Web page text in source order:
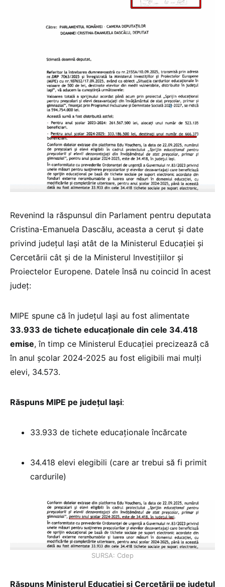
Revenind la răspunsul din Parlament pentru deputata
Cristina-Emanuela Dascălu, aceasta a cerut și date
privind județul Iași atât de la Ministerul Educației și
Cercetării cât și de la Ministerul Investițiilor și
Proiectelor Europene. Datele însă nu coincid în acest
județ:
MIPE spune că în județul Iași au fost alimentate
33.933 de tichete educaționale din cele 34.418
emise, în timp ce Ministerul Educației precizează că
în anul școlar 2024-2025 au fost eligibili mai mulți
elevi, 34.573.
Răspuns MIPE pe județul Iași:
33.933 de tichete educaționale încărcate
34.418 elevi elegibili (care ar trebui să fi primit
cardurile)
SURSA: Cdep
Răspuns Ministerul Educației și Cercetării pe județul